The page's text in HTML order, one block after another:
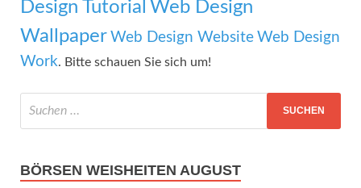
Design Tutorial Web Design
Wallpaper Web Design Website Web Design
Work. Bitte schauen Sie sich um!
BÖRSEN WEISHEITEN AUGUST